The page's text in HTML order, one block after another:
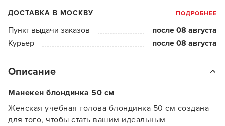
ДОСТАВКА В МОСКВУ ПОДРОБНЕЕ
Пункт выдачи заказов
после 08 августа
Курьер
после 08 августа
Описание
Манекен блондинка 50 см
Женская учебная голова блондинка 50 см создана
для того, чтобы стать вашим идеальным